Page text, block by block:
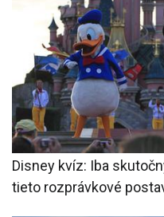
Disney kvíz: Iba
tieto rozprávkové